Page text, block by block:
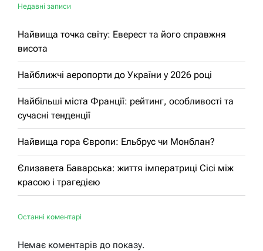
Недавні записи
Найвища точка світу: Еверест та його справжня
висота
Найближчі аеропорти до України у 2026 році
Найбільші міста Франції: рейтинг, особливості та
сучасні тенденції
Найвища гора Європи: Ельбрус чи Монблан?
Єлизавета Баварська: життя імператриці Сісі між
красою і трагедією
Останні коментарі
Немає коментарів до показу.